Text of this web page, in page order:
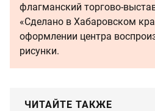
флагманский торгово-
«Сделано в Хабаровском
оформлении центра
рисунки.
ЧИТАЙТЕ ТАКЖЕ